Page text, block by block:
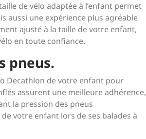
de vélo adaptée à l’enfant permet
aussi une expérience plus agréable
ajusté à la taille de votre enfant,
en toute confiance.
pneus.
Decathlon de votre enfant pour
assurent une meilleure adhérence,
la pression des pneus
votre enfant lors de ses balades à